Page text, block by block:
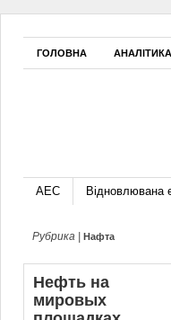
ГОЛОВНА АНАЛІТИКА
АЕС Відновлювана
Рубрика | Нафта
Нефть на
мировых